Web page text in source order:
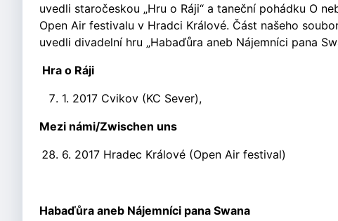
uvedli staročeskou „Hru o Ráji“ a taneční pohádku O
Open Air festivalu v Hradci Králové. Část našeho
uvedli divadelní hru „Habaďůra aneb Nájemníci pana
Hra o Ráji
1. 2017 Cvikov (KC Sever),
Mezi námi/Zwischen uns
6. 2017 Hradec Králové (Open Air festival)
Habaďůra aneb Nájemníci pana Swana